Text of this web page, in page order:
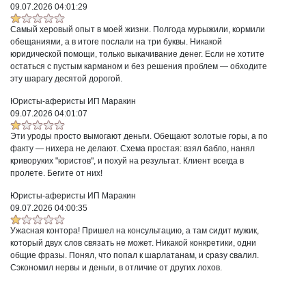
09.07.2026 04:01:29
Самый херовый опыт в моей жизни. Полгода мурыжили, кормили
обещаниями, а в итоге послали на три буквы. Никакой
юридической помощи, только выкачивание денег. Если не хотите
остаться с пустым карманом и без решения проблем — обходите
эту шарагу десятой дорогой.
Юристы-аферисты ИП Маракин
09.07.2026 04:01:07
Эти уроды просто вымогают деньги. Обещают золотые горы, а по
факту — нихера не делают. Схема простая: взял бабло, нанял
криворуких "юристов", и похуй на результат. Клиент всегда в
пролете. Бегите от них!
Юристы-аферисты ИП Маракин
09.07.2026 04:00:35
Ужасная контора! Пришел на консультацию, а там сидит мужик,
который двух слов связать не может. Никакой конкретики, одни
общие фразы. Понял, что попал к шарлатанам, и сразу свалил.
Сэкономил нервы и деньги, в отличие от других лохов.